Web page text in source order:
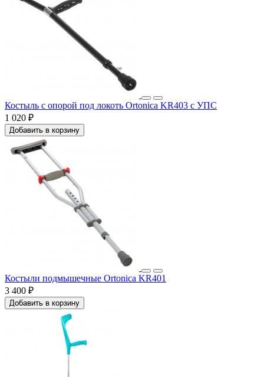
Костыль с опорой под локоть Ortonica KR403 с УПС
1 020 ₽
Добавить в корзину
Костыли подмышечные Ortonica KR401
3 400 ₽
Добавить в корзину